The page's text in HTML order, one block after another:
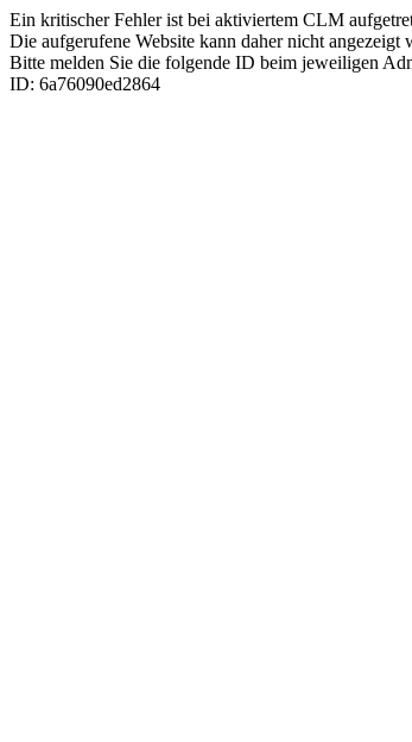
Ein kritischer Fehler ist bei aktiviertem CLM
Die aufgerufene Website kann daher nicht angezeigt
Bitte melden Sie die folgende ID beim jeweiligen
ID: 6a76090ed2864